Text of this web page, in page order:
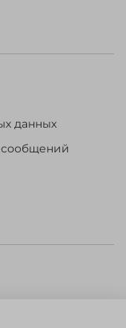
данных
сообщений